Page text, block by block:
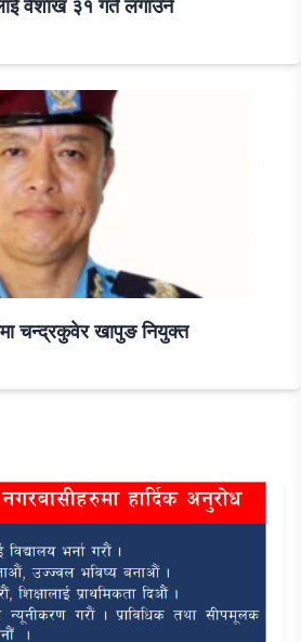
वैशाख ३१ गते लगाउने
चन्द्रकुवेर खापुङ नियुक्त